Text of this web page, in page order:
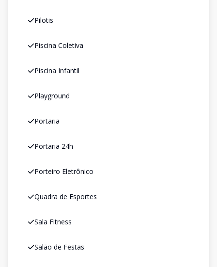
Pilotis
Piscina Coletiva
Piscina Infantil
Playground
Portaria
Portaria 24h
Porteiro Eletrônico
Quadra de Esportes
Sala Fitness
Salão de Festas